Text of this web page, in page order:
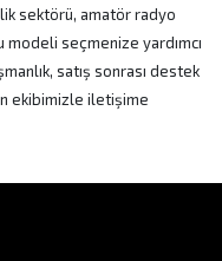
sektörü, amatör radyo
modeli seçmenize yardımcı
satış sonrası destek
ekibimizle iletişime